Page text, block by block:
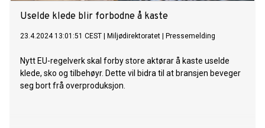
Uselde klede blir forbodne å kaste
23.4.2024 13:01:51 CEST Miljødirektoratet Pressemelding
Nytt EU-regelverk skal forby store aktørar å kaste uselde
klede, sko og tilbehøyr. Dette vil bidra til at bransjen beveger
seg bort frå overproduksjon.